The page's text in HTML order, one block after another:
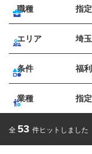
職種 指
エリア 埼
条件 福
業種 指
全 53 件ヒットしました